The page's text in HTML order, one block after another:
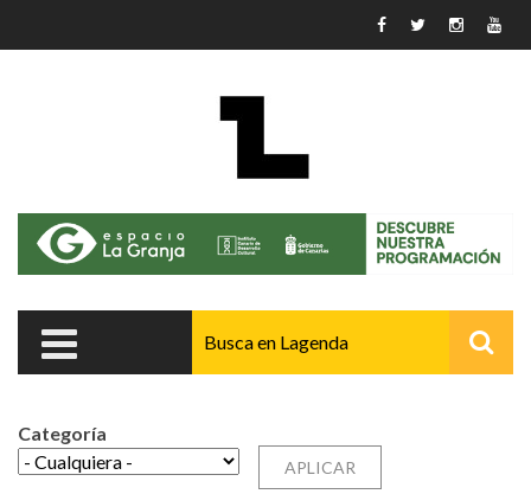
Categoría